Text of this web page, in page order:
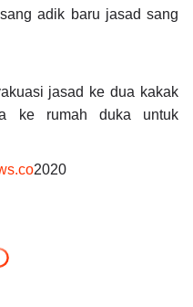
adik baru jasad sang
jasad ke dua kakak
ke rumah duka untuk
2020